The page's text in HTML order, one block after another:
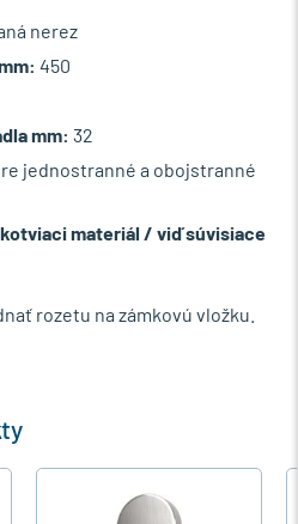
nerez
450
mm: 32
jednostranné a obojstranné
materiál / viď súvisiace
rozetu na zámkovú vložku.